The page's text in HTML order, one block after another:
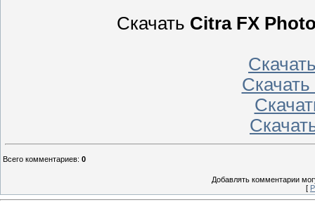
Скачать Citra FX
Всего комментариев: 0
Добавлять комментарии
[